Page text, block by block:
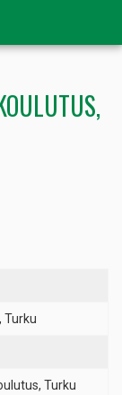
Turku
Turku